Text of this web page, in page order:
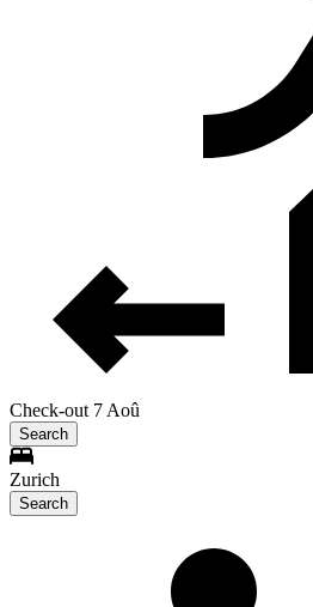
Check-out 7 Aoû
Search
Zurich
Search